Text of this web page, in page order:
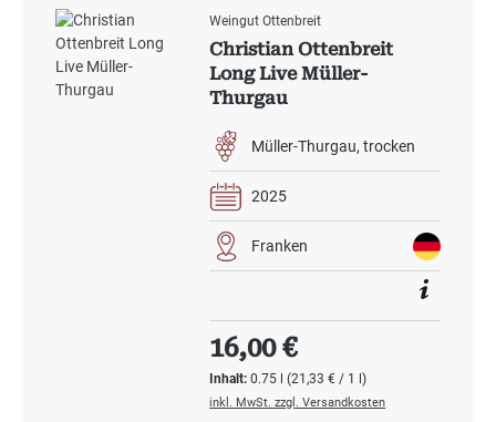
Weingut Ottenbreit
Christian Ottenbreit
Long Live Müller-
Thurgau
Müller-Thurgau trocken
2025
Franken
Inhalt:0.75 l(21,33 € / 1 l)
Regulärer Preis:
16,00 €
inkl. MwSt. zzgl. Versandkosten